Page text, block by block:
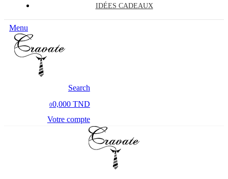
IDÉES CADEAUX
Menu
Search
00,000 TND
Votre compte